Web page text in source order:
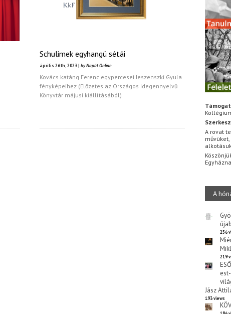
Schulimek egyhangú sétái
április 26th, 2023 | by Napút Online
Kovács katáng Ferenc egypercesei Jeszenszki Gyula
fényképeihez (Előzetes az Országos Idegennyelvű
Könyvtár májusi kiállításából)
A rovat
A
256
219
Jász
193 views